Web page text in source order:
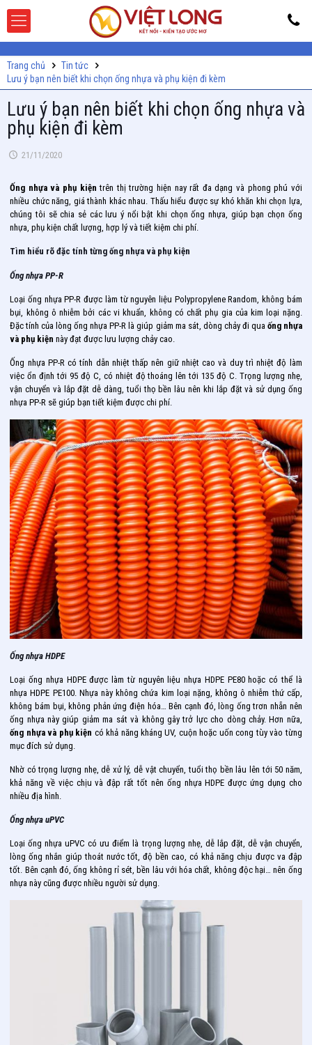
Trang chủ
Tin tức
Lưu ý bạn nên biết khi chọn ống nhựa và phụ kiện đi kèm
Lưu ý bạn nên biết khi chọn ống nhựa và
phụ kiện đi kèm
21/11/2020
Ống nhựa và phụ kiện trên thị trường hiện nay rất đa dạng và phong phú với
nhiều chức năng, giá thành khác nhau. Thấu hiểu được sự khó khăn khi chọn lựa,
chúng tôi sẽ chia sẻ các lưu ý nổi bật khi chọn ống nhựa, giúp bạn chọn ống
nhựa, phụ kiện chất lượng, hợp lý và tiết kiệm chi phí.
Tìm hiểu rõ đặc tính từng ống nhựa và phụ kiện
Ống nhựa PP-R
Loại ống nhựa PP-R được làm từ nguyên liệu Polypropylene Random, không bám
bụi, không ô nhiễm bởi các vi khuẩn, không có chất phụ gia của kim loại nặng.
Đặc tính của lòng ống nhựa PP-R là giúp giảm ma sát, dòng chảy đi qua ống nhựa
và phụ kiện này đạt được lưu lượng chảy cao.
Ống nhựa PP-R có tính dẫn nhiệt thấp nên giữ nhiệt cao và duy trì nhiệt độ làm
việc ổn định tới 95 độ C, có nhiệt độ thoáng lên tới 135 độ C. Trọng lượng nhẹ,
vận chuyển và lắp đặt dễ dàng, tuổi thọ bền lâu nên khi lắp đặt và sử dụng ống
nhựa PP-R sẽ giúp bạn tiết kiệm được chi phí.
Ống nhựa HDPE
Loại ống nhựa HDPE được làm từ nguyên liệu nhựa HDPE PE80 hoặc có thể là
nhựa HDPE PE100. Nhựa này không chứa kim loại nặng, không ô nhiễm thứ cấp,
không bám bụi, không phản ứng điện hóa… Bên cạnh đó, lòng ống trơn nhẵn nên
ống nhựa này giúp giảm ma sát và không gây trở lực cho dòng chảy. Hơn nữa,
ống nhựa và phụ kiện có khả năng kháng UV, cuộn hoặc uốn cong tùy vào từng
mục đích sử dụng.
Nhờ có trọng lượng nhẹ, dễ xử lý, dễ vật chuyển, tuổi thọ bền lâu lên tới 50 năm,
khả năng về việc chịu và đập rất tốt nên ống nhựa HDPE được ứng dụng cho
nhiều địa hình.
Ống nhựa uPVC
Loại ống nhựa uPVC có ưu điểm là trọng lượng nhẹ, dễ lắp đặt, dễ vận chuyển,
lòng ống nhắn giúp thoát nước tốt, độ bền cao, có khả năng chịu được va đập
tốt. Bên cạnh đó, ống không rỉ sét, bền lâu với hóa chất, không độc hại… nên ống
nhựa này cũng được nhiều người sử dụng.